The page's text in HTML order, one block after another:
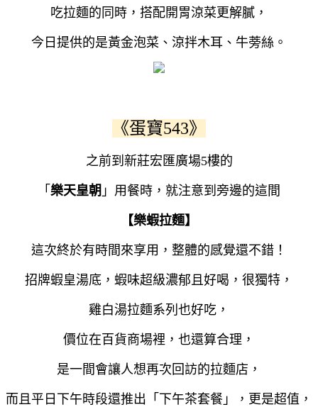
吃拉麵的同時，搭配開胃涼菜更解膩，
今日提供的是黃金泡菜、涼拌木耳、牛蒡絲。
《蛋寶543》
之前到新莊宏匯廣場5樓的
「 樂天皇朝 」用餐時，就注意到旁邊的這間
【樂蝦拉麵】
這次終於有時間來享用，整體的感覺還不錯！
招牌蝦皇湯底，蝦味超級濃郁且好喝，很獨特，
雞白湯拉麵系列也好吃，
價位在百貨商場裡，也還算合理，
是一間會讓人想再次回訪的拉麵店，
而且平日下午時段還推出「下午茶套餐」，更是超值，